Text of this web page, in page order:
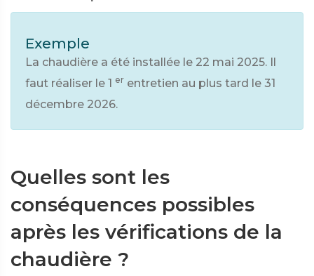
Exemple
La chaudière a été installée le 22 mai 2025. Il
faut réaliser le 1 er entretien au plus tard le 31
décembre 2026.
Quelles sont les
conséquences possibles
après les vérifications de la
chaudière ?